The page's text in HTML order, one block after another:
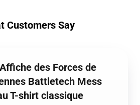
Customers Say
des Forces de
Battletech Mess
T-shirt classique